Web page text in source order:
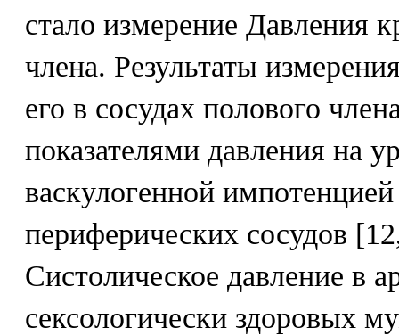
стало измерение Давления
члена. Результаты
его в сосудах полового
показателями давления на
васкулогенной
периферических сосудов
Систолическое давление в
сексологически здоровых